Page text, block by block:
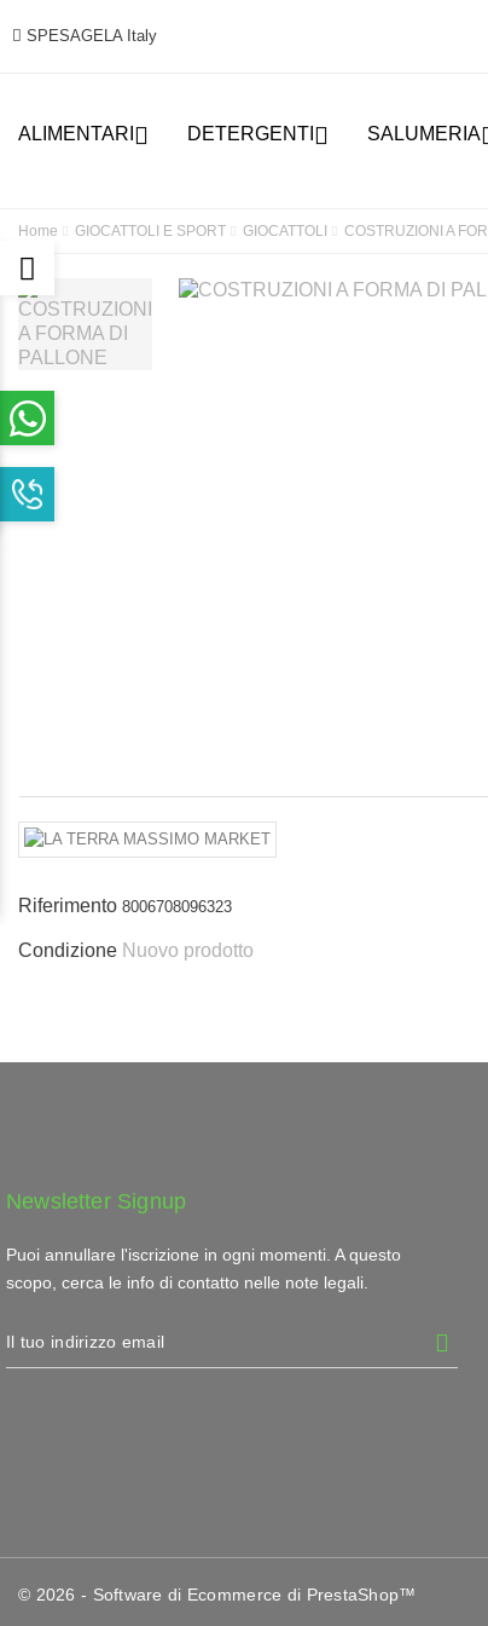
SPESAGELA Italy
ALIMENTARI  DETERGENTI  SALUMERIA
Home GIOCATTOLI E SPORT GIOCATTOLI COSTRUZIONI A
Riferimento 8006708096323
Condizione Nuovo prodotto
Newsletter Signup
Puoi annullare l'iscrizione in ogni momenti. A questo
scopo, cerca le info di contatto nelle note legali.
© 2026 - Software di Ecommerce di PrestaShop™